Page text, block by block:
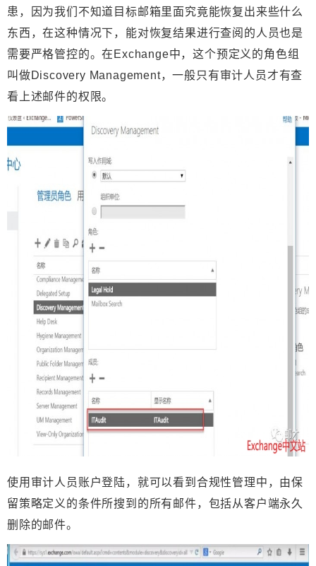
患 ，因为我们不知道目标邮箱里面究竟能恢复出来些什么
东西 ，在这种情况下，能对恢复结果进行查阅的人员也是
需要严格管控的。在Exchange中，这个预定义的角色组
叫做Discovery Management，一般只有审计人员才有查
看上述邮件的权限。
使用审计人员账户登陆，就可以看到合规性管理中，由保
留策略定义的条件所搜到的所有邮件，包括从客户端永久
删除的邮件。